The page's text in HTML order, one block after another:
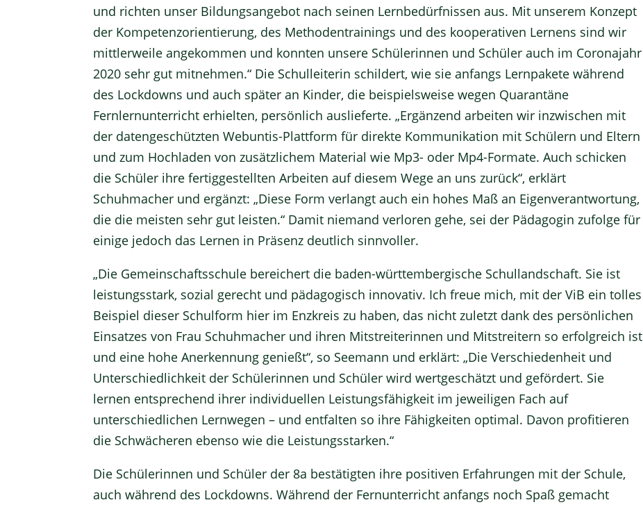
und richten unser Bildungsangebot nach seinen Lernbedürfnissen aus. Mit unserem Konzept
der Kompetenzorientierung, des Methodentrainings und des kooperativen Lernens sind wir
mittlerweile angekommen und konnten unsere Schülerinnen und Schüler auch im Coronajahr
2020 sehr gut mitnehmen.“ Die Schulleiterin schildert, wie sie anfangs Lernpakete während
des Lockdowns und auch später an Kinder, die beispielsweise wegen Quarantäne
Fernlernunterricht erhielten, persönlich auslieferte. „Ergänzend arbeiten wir inzwischen mit
der datengeschützten Webuntis-Plattform für direkte Kommunikation mit Schülern und Eltern
und zum Hochladen von zusätzlichem Material wie Mp3- oder Mp4-Formate. Auch schicken
die Schüler ihre fertiggestellten Arbeiten auf diesem Wege an uns zurück“, erklärt
Schuhmacher und ergänzt: „Diese Form verlangt auch ein hohes Maß an Eigenverantwortung,
die die meisten sehr gut leisten.“ Damit niemand verloren gehe, sei der Pädagogin zufolge für
einige jedoch das Lernen in Präsenz deutlich sinnvoller.
„Die Gemeinschaftsschule bereichert die baden-württembergische Schullandschaft. Sie ist
leistungsstark, sozial gerecht und pädagogisch innovativ. Ich freue mich, mit der ViB ein tolles
Beispiel dieser Schulform hier im Enzkreis zu haben, das nicht zuletzt dank des persönlichen
Einsatzes von Frau Schuhmacher und ihren Mitstreiterinnen und Mitstreitern so erfolgreich ist
und eine hohe Anerkennung genießt“, so Seemann und erklärt: „Die Verschiedenheit und
Unterschiedlichkeit der Schülerinnen und Schüler wird wertgeschätzt und gefördert. Sie
lernen entsprechend ihrer individuellen Leistungsfähigkeit im jeweiligen Fach auf
unterschiedlichen Lernwegen – und entfalten so ihre Fähigkeiten optimal. Davon profitieren
die Schwächeren ebenso wie die Leistungsstarken.“
Die Schülerinnen und Schüler der 8a bestätigten ihre positiven Erfahrungen mit der Schule,
auch während des Lockdowns. Während der Fernunterricht anfangs noch Spaß gemacht